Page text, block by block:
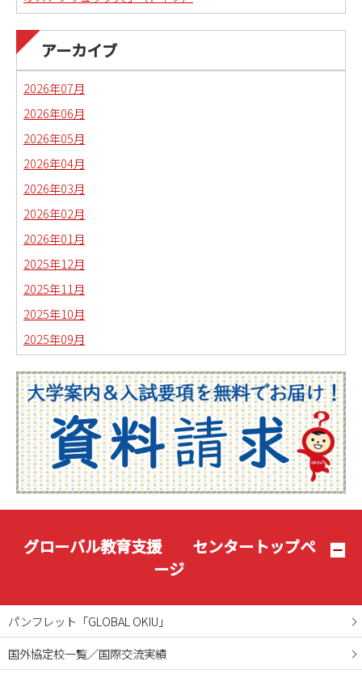
アーカイブ
2026年07月
2026年06月
2026年05月
2026年04月
2026年03月
2026年02月
2026年01月
2025年12月
2025年11月
2025年10月
2025年09月
2025年07月
2025年06月
2025年05月
2025年04月
2025年03月
2025年02月
2025年01月
2024年10月
2024年09月
2024年08月
グローバル教育支援 センタートップペ
ージ
パンフレット「GLOBAL OKIU」
国外協定校一覧／国際交流実績